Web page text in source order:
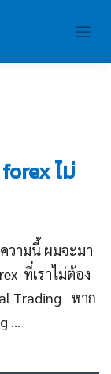
ไม่
วามนี้ ผมจะมา
ที่เราไม่ต้อง
Trading หาก
...